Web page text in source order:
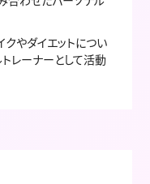
やダイエットについ
レーナーとして活動